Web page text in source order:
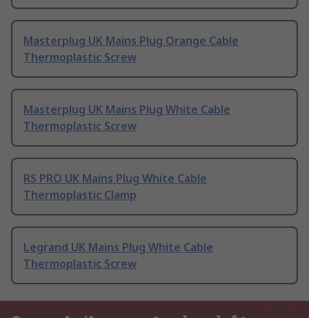
Masterplug UK Mains Plug Orange Cable
Thermoplastic Screw
Masterplug UK Mains Plug White Cable
Thermoplastic Screw
RS PRO UK Mains Plug White Cable
Thermoplastic Clamp
Legrand UK Mains Plug White Cable
Thermoplastic Screw